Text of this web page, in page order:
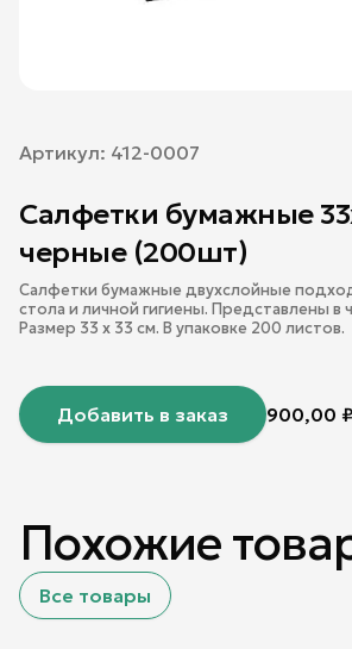
Артикул: 412-0007
Салфетки бумажные
черные (200шт)
Салфетки бумажные двухслойные
стола и личной гигиены. Представлены в
Размер 33 х 33 см. В упаковке 200 листов.
Добавить в заказ 900,00 ₽
Похожие
Все товары